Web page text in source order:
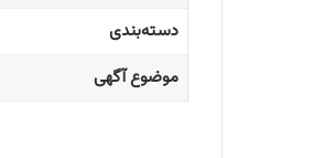
دسته‌بندی
موضوع آگهی